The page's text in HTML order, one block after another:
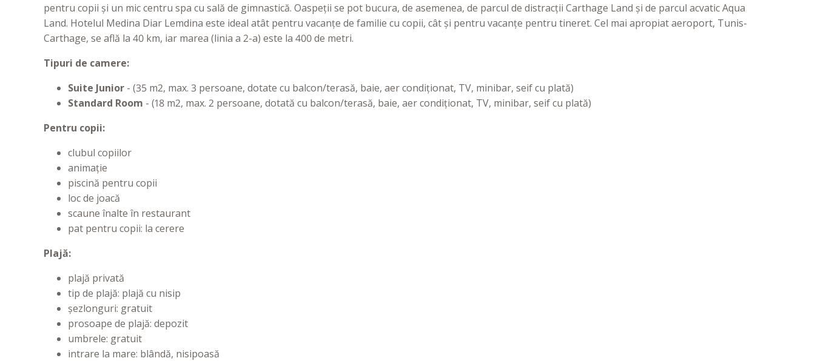
pentru copii și un mic centru spa cu sală de gimnastică. Oaspeții se pot bucura, de asemenea, de parcul de distracții Carthage Land și de parcul acvatic Aqua
Land. Hotelul Medina Diar Lemdina este ideal atât pentru vacanțe de familie cu copii, cât și pentru vacanțe pentru tineret. Cel mai apropiat aeroport, Tunis-
Carthage, se află la 40 km, iar marea (linia a 2-a) este la 400 de metri.
Tipuri de camere:
Suite Junior - (35 m2, max. 3 persoane, dotate cu balcon/terasă, baie, aer condiționat, TV, minibar, seif cu plată)
Standard Room - (18 m2, max. 2 persoane, dotată cu balcon/terasă, baie, aer condiționat, TV, minibar, seif cu plată)
Pentru copii:
clubul copiilor
animație
piscină pentru copii
loc de joacă
scaune înalte în restaurant
pat pentru copii: la cerere
Plajă:
plajă privată
tip de plajă: plajă cu nisip
șezlonguri: gratuit
prosoape de plajă: depozit
umbrele: gratuit
intrare la mare: blândă, nisipoasă